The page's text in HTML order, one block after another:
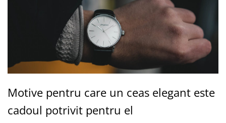
Cadouri ocazii speciale
Tricouri de craciun
Tricouri de cuplu Valentine's Day
Valentine's Day
Cadouri pentru Bunici
Cadouri pentru Nasi si Fini
Cadouri Craciun
Cadouri pentru Mama
Motive pentru care un ceas elegant este
cadoul potrivit pentru el